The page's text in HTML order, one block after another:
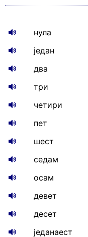
нула
један
два
три
четири
пет
шест
седам
осам
девет
десет
једанаест